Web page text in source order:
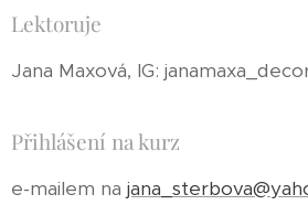
Lektoruje
Jana Maxová, IG:
Přihlášení na kurz
e-mailem na